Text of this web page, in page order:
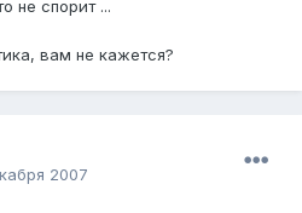
не спорит ...
вам не кажется?
2007